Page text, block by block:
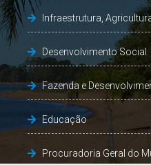
Infraestrutura,
Desenvolvimento Social
Fazenda e
Educação
Procuradoria Geral do